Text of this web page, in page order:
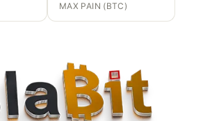
MAX PAIN (BTC)